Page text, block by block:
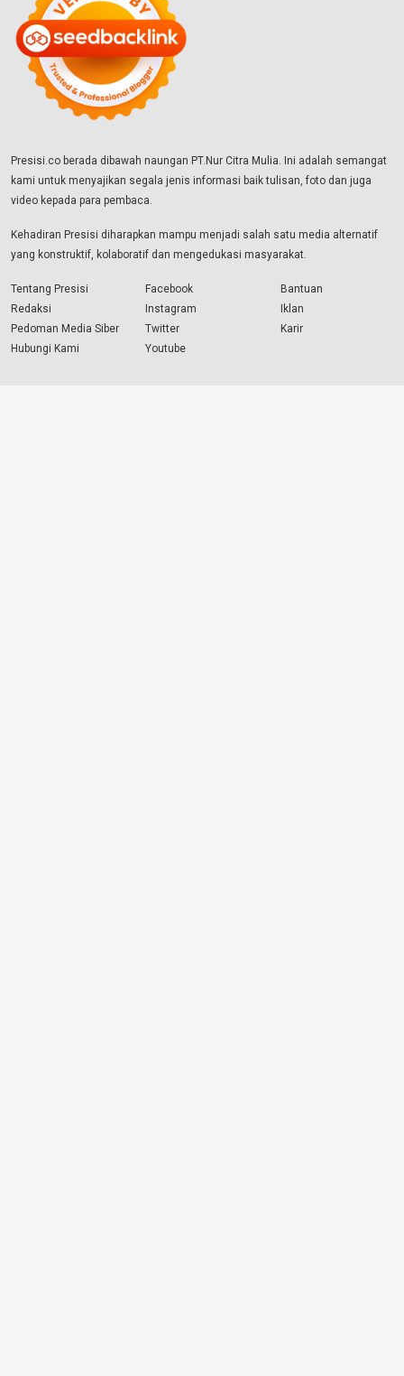
Presisi.co berada dibawah naungan PT.Nur Citra Mulia. Ini adalah semangat
kami untuk menyajikan segala jenis informasi baik tulisan, foto dan juga
video kepada para pembaca.
Kehadiran Presisi diharapkan mampu menjadi salah satu media alternatif
yang konstruktif, kolaboratif dan mengedukasi masyarakat.
Tentang Presisi
Redaksi
Pedoman Media Siber
Hubungi Kami
Facebook
Instagram
Twitter
Youtube
Bantuan
Iklan
Karir